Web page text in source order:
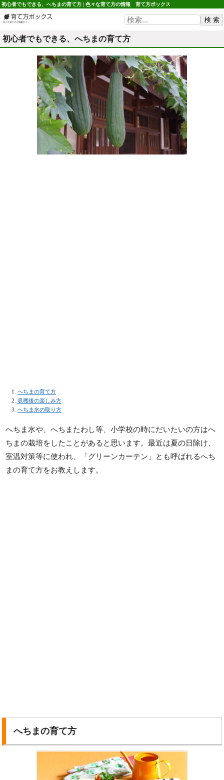
初心者でもできる、へちまの育て方 | 色々な育て方の情報 育て方ボックス
初心者でもできる、へちまの育て方
へちまの育て方
収穫後の楽しみ方
へちま水の取り方
へちま水や、へちまたわし等、小学校の時にだいたいの方はへ
ちまの栽培をしたことがあると思います。最近は夏の日除け、
室温対策等に使われ、「グリーンカーテン」とも呼ばれるへち
まの育て方をお教えします。
へちまの育て方